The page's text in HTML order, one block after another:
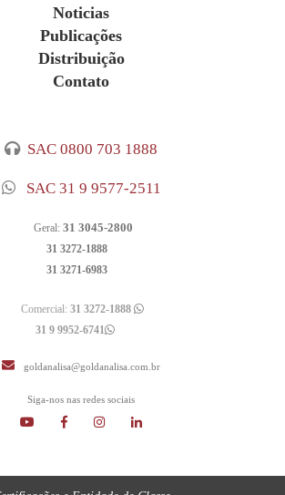
Noticias
Publicações
Distribuição
Contato
SAC 0800 703 1888
SAC 31 9 9577-2511
Geral:31 3045-2800
31 3272-1888
31 3271-6983
Comercial: 31 3272-1888
31 9 9952-6741
goldanalisa@goldanalisa.com.br
Siga-nos nas redes sociais